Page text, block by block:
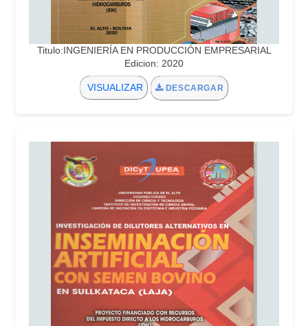
Titulo:INGENIERÍA EN PRODUCCIÓN EMPRESARIAL
Edicion: 2020
VISUALIZAR DESCARGAR